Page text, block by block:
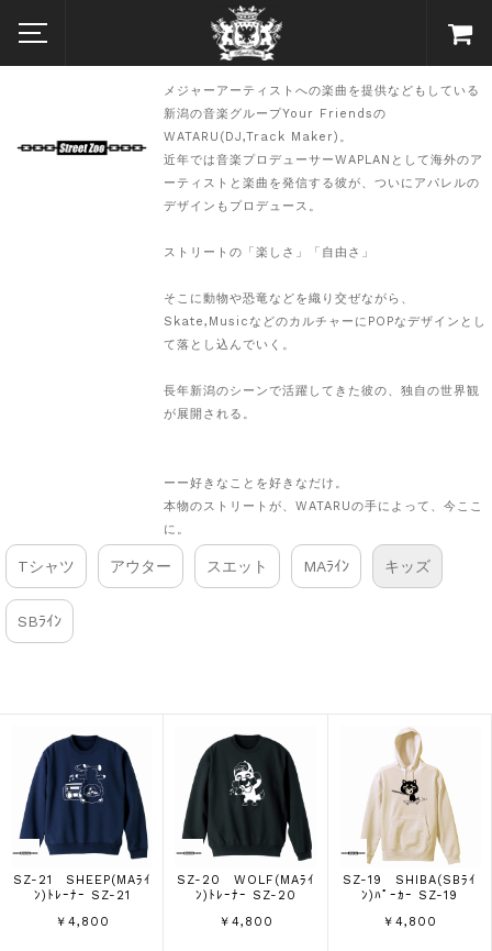
メジャーアーティストへの楽曲を提供などもしている
新潟の音楽グループYour Friendsの
WATARU(DJ,Track Maker)。
近年では音楽プロデューサーWAPLANとして海外のア
ーティストと楽曲を発信する彼が、ついにアパレルの
デザインもプロデュース。
ストリートの「楽しさ」「自由さ」
そこに動物や恐竜などを織り交ぜながら、
Skate,MusicなどのカルチャーにPOPなデザインとし
て落とし込んでいく。
長年新潟のシーンで活躍してきた彼の、独自の世界観
が展開される。
ーー好きなことを好きなだけ。
本物のストリートが、WATARUの手によって、今ここ
に。
Tシャツ アウター スエット MAﾗｲﾝ キッズ
SBﾗｲﾝ
SZ-21 SHEEP(MAﾗｲ
ﾝ)ﾄﾚｰﾅｰ SZ-21
￥4,800
SZ-20 WOLF(MAﾗｲ
ﾝ)ﾄﾚｰﾅｰ SZ-20
￥4,800
SZ-19 SHIBA(SBﾗｲ
ﾝ)ﾊﾟｰｶｰ SZ-19
￥4,800